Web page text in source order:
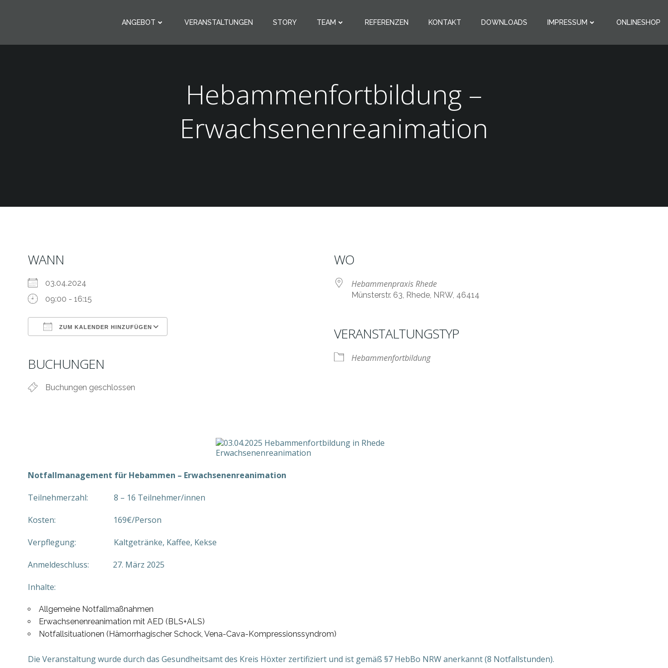
ANGEBOT VERANSTALTUNGEN STORY TEAM REFERENZEN KONTAKT DOWNLOADS IMPRESSUM ONLINESHOP
Hebammenfortbildung –
Erwachsenenreanimation
WANN
03.04.2024
09:00 - 16:15
ZUM KALENDER HINZUFÜGEN
BUCHUNGEN
Buchungen geschlossen
WO
Hebammenpraxis Rhede
Münsterstr. 63, Rhede, NRW, 46414
VERANSTALTUNGSTYP
Hebammenfortbildung
Notfallmanagement für Hebammen – Erwachsenenreanimation
Teilnehmerzahl: 8 – 16 Teilnehmer/innen
Kosten: 169€/Person
Verpflegung: Kaltgetränke, Kaffee, Kekse
Anmeldeschluss: 27. März 2025
Inhalte:
Allgemeine Notfallmaßnahmen
Erwachsenenreanimation mit AED (BLS+ALS)
Notfallsituationen (Hämorrhagischer Schock, Vena-Cava-Kompressionssyndrom)
Die Veranstaltung wurde durch das Gesundheitsamt des Kreis Höxter zertifiziert und ist gemäß §7 HebBo NRW anerkannt (8 Notfallstunden).